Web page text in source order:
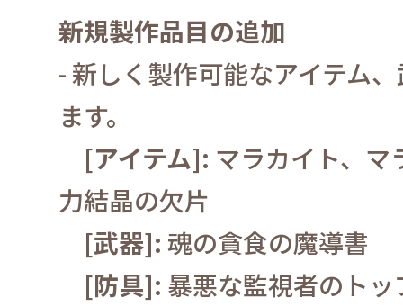
新規製作品目の追加
-新しく製作可能なアイテム
ます。
[アイテム]: マラカイト、マ
力結晶の欠片
[武器]: 魂の貪食の魔導書
[防具]: 暴悪な監視者のトッ